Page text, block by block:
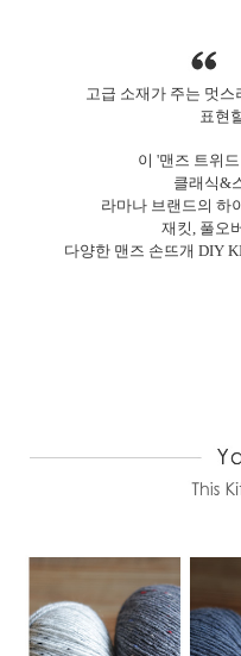
고급 소재가 주는 멋
표현
이 '맨즈 트위
클래식&
라마나 브랜드의 하
재킷, 풀오
다양한 맨즈 손뜨개 DIY